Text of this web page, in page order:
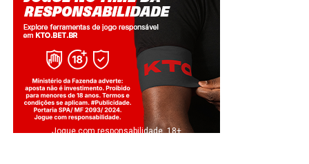
Jogue com responsabilidade. 18+